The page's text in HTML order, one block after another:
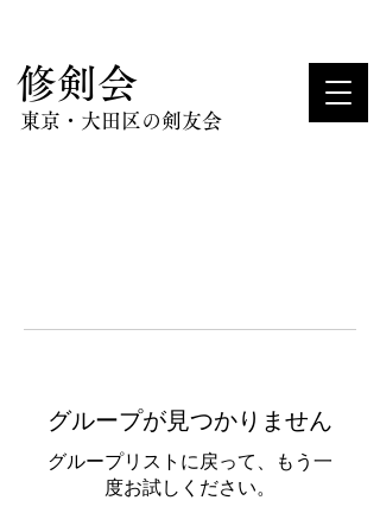
​修剣会
東京・大田区の剣友会
グループが見つかりません
グループリストに戻って、もう一
度お試しください。